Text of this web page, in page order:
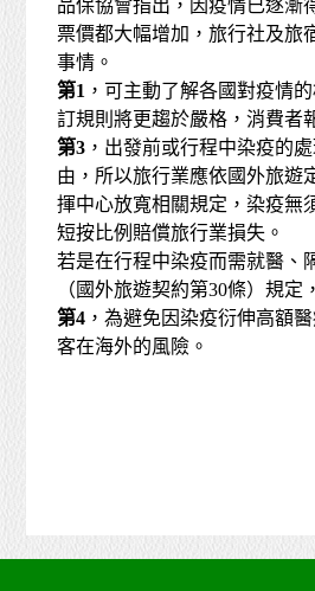
品保協會指出，因疫情已逐漸
票價都大幅增加，旅行社及旅
事情。
第1 ，可主動了解各國對疫情
訂規則將更趨於嚴格，消費者
第3 ，出發前或行程中染疫的
由，所以旅行業應依國外旅遊
揮中心放寬相關規定，染疫無
短按比例賠償旅行業損失。
若是在行程中染疫而需就醫、
（國外旅遊契約第30條）規
第4 ，為避免因染疫衍伸高額
客在海外的風險。